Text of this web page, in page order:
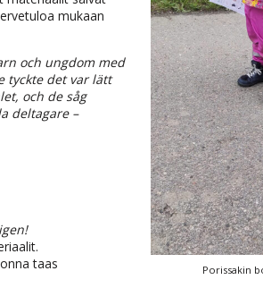
Porissakin
mukaan
och ungdom med
tyckte det var lätt
och de såg
deltagare –
taas